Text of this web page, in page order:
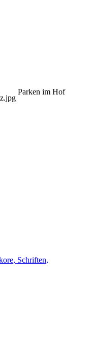
Parken im Hof
Schriften,